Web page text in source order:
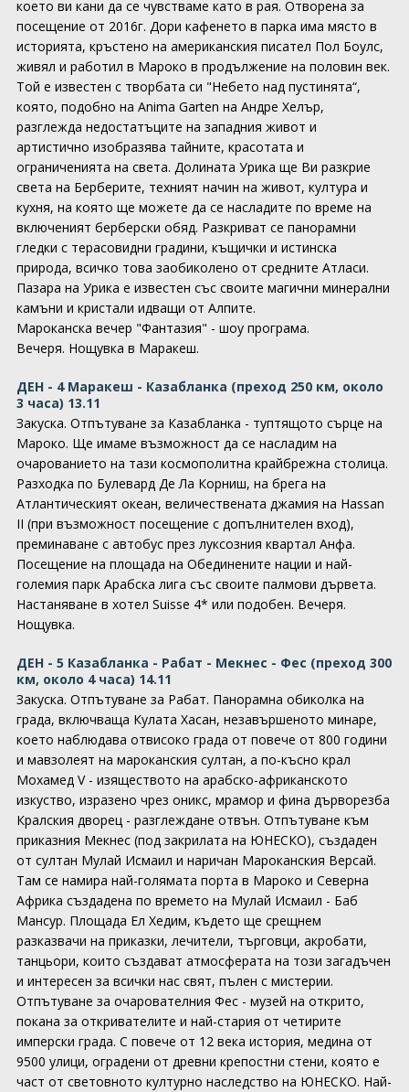
което ви кани да се чувстваме като в рая. Отворена за
посещение от 2016г. Дори кафенето в парка има място в
историята, кръстено на американския писател Пол Боулс,
живял и работил в Мароко в продължение на половин век.
Той е известен с творбата си "Небето над пустинята“,
която, подобно на Anima Garten на Андре Хелър,
разглежда недостатъците на западния живот и
артистично изобразява тайните, красотата и
ограниченията на света. Долината Урика ще Ви разкрие
света на Берберите, техният начин на живот, култура и
кухня, на която ще можете да се насладите по време на
включеният берберски обяд. Разкриват се панорамни
гледки с терасовидни градини, къщички и истинска
природа, всичко това заобиколено от средните Атласи.
Пазара на Урика е известен със своите магични минерални
камъни и кристали идващи от Алпите.
Мароканска вечер "Фантазия" - шоу програма.
Вечеря. Нощувка в Маракеш.
ДЕН - 4 Маракеш - Казабланка (преход 250 км, около
3 часа) 13.11
Закуска. Отпътуване за Казабланка - туптящото сърце на
Мароко. Ще имаме възможност да се насладим на
очарованието на тази космополитна крайбрежна столица.
Разходка по Булевард Де Ла Корниш, на брега на
Атлантическият океан, величествената джамия на Hassan
II (при възможност посещение с допълнителен вход),
преминаване с автобус през луксозния квартал Анфа.
Посещение на площада на Обединените нации и най-
големия парк Арабска лига със своите палмови дървета.
Настаняване в хотел Suisse 4* или подобен. Вечеря.
Нощувка.
ДЕН - 5 Казабланка - Рабат - Мекнес - Фес (преход 300
км, около 4 часа) 14.11
Закуска. Отпътуване за Рабат. Панорамна обиколка на
града, включваща Кулата Хасан, незавършеното минаре,
което наблюдава отвисоко града от повече от 800 години
и мавзолеят на мароканския султан, а по-късно крал
Мохамед V - изяществото на арабско-африканското
изкуство, изразено чрез оникс, мрамор и фина дърворезба
Кралския дворец - разглеждане отвън. Отпътуване към
приказния Мекнес (под закрилата на ЮНЕСКО), създаден
от султан Мулай Исмаил и наричан Мароканския Версай.
Там се намира най-голямата порта в Мароко и Северна
Африка създадена по времето на Мулай Исмаил - Баб
Мансур. Площада Ел Хедим, където ще срещнем
разказвачи на приказки, лечители, търговци, акробати,
танцьори, които създават атмосферата на този загадъчен
и интересен за всички нас свят, пълен с мистерии.
Отпътуване за очарователния Фес - музей на открито,
покана за откривателите и най-стария от четирите
имперски града. С повече от 12 века история, медина от
9500 улици, оградени от древни крепостни стени, която е
част от световното културно наследство на ЮНЕСКО. Най-